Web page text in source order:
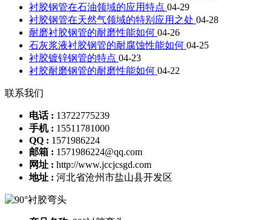
衬胶钢管在石油领域的应用特点 04-29
衬胶钢管在天然气领域的特别应用之处 04-28
耐磨衬胶钢管的耐磨性能如何 04-26
石灰浆液衬胶钢管的耐腐蚀性能如何 04-25
衬胶镀锌钢管的特点 04-23
衬胶耐磨钢管的耐磨性能如何 04-22
联系我们
电话 : 13722775239
手机 : 15511781000
QQ : 1571986224
邮箱 : 1571986224@qq.com
网址 : http://www.jccjcsgd.com
地址 : 河北省沧州市盐山县开发区